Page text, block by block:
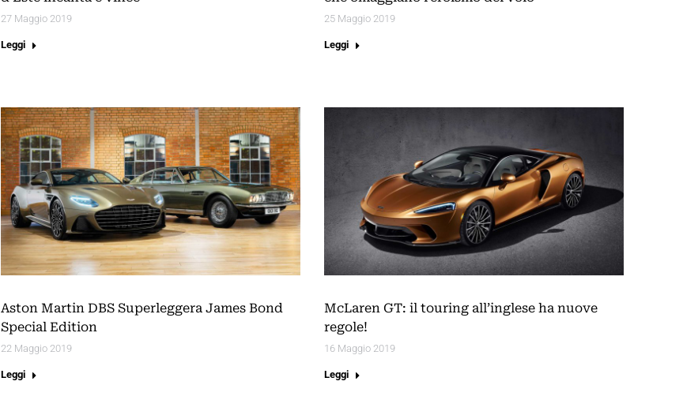
27 Maggio 2019
Leggi
25 Maggio 2019
Leggi
Aston Martin DBS Superleggera James Bond
Special Edition
22 Maggio 2019
Leggi
McLaren GT: il touring all’inglese ha nuove
regole!
16 Maggio 2019
Leggi